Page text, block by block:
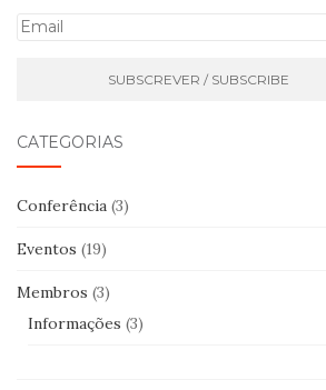
E
CATEGORIAS
Conferência (3)
Eventos (19)
Membros (3)
Informações (3)